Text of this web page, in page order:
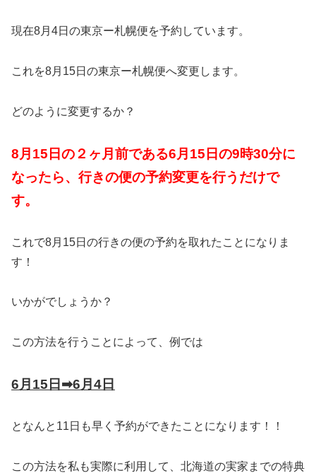
現在8月4日の東京ー札幌便を予約しています。
これを8月15日の東京ー札幌便へ変更します。
どのように変更するか？
8月 15 日の２ヶ月前である6月 15 日の9時30分に
なったら、行きの便の予約変更を行うだけで
す。
これで8月15日の行きの便の予約を取れたことになりま
す！
いかがでしょうか？
この方法を行うことによって、例では
6月 15 日 ➡︎6月 4 日
となんと11日も早く予約ができたことになります！！
この方法を私も実際に利用して、北海道の実家までの特典